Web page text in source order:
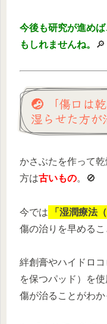
今後も研究が進め
もしれませんね。
🔎
🤕 「傷口は
湿らせた方が
かさぶたを作って
方は古いもの。🚫
今では 「湿潤療法
傷の治りを早めるこ
絆創膏やハイドロ
を保つパッド）を
傷が治ることがわか